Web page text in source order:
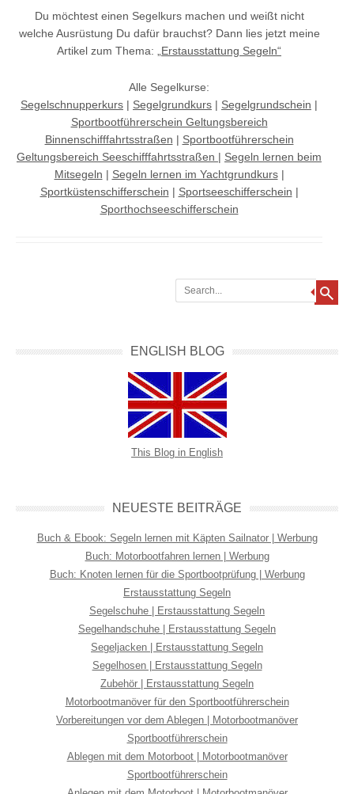
Du möchtest einen Segelkurs machen und weißt nicht
welche Ausrüstung Du dafür brauchst? Dann lies jetzt meine
Artikel zum Thema:
„Erstausstattung Segeln“
Alle Segelkurse:
Segelschnupperkurs | Segelgrundkurs | Segelgrundschein |
Sportbootführerschein Geltungsbereich
Binnenschifffahrtsstraßen | Sportbootführerschein
Geltungsbereich Seeschifffahrtsstraßen | Segeln lernen beim
Mitsegeln | Segeln lernen im Yachtgrundkurs|
Sportküstenschifferschein | Sportseeschifferschein |
Sporthochseeschifferschein
Search
ENGLISH BLOG
This Blog in English
NEUESTE BEITRÄGE
Buch & Ebook: Segeln lernen mit Käpten Sailnator | Werbung
Buch: Motorbootfahren lernen | Werbung
Buch: Knoten lernen für die Sportbootprüfung | Werbung
Erstausstattung Segeln
Segelschuhe | Erstausstattung Segeln
Segelhandschuhe | Erstausstattung Segeln
Segeljacken | Erstausstattung Segeln
Segelhosen | Erstausstattung Segeln
Zubehör | Erstausstattung Segeln
Motorbootmanöver für den Sportbootführerschein
Vorbereitungen vor dem Ablegen | Motorbootmanöver
Sportbootführerschein
Ablegen mit dem Motorboot | Motorbootmanöver
Sportbootführerschein